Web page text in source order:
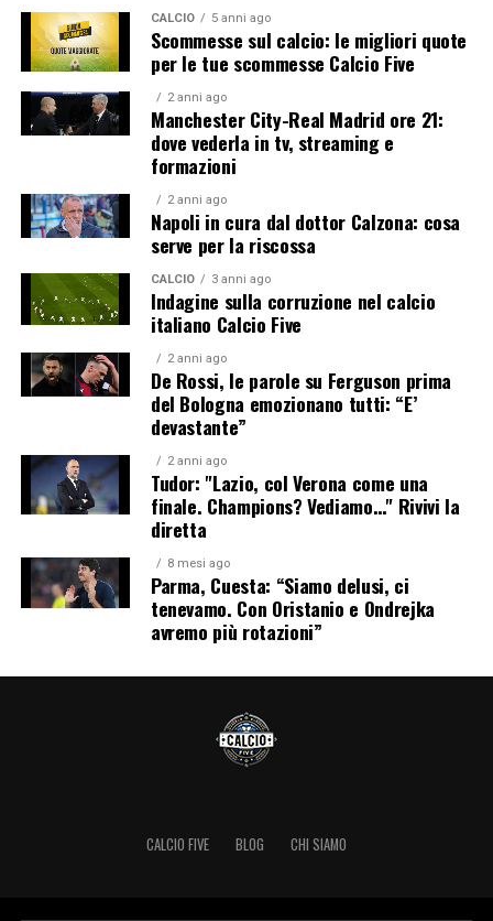
CALCIO 5 anni ago
Scommesse sul calcio: le migliori quote
per le tue scommesse Calcio Five
2 anni ago
Manchester City-Real Madrid ore 21:
dove vederla in tv, streaming e
formazioni
2 anni ago
Napoli in cura dal dottor Calzona: cosa
serve per la riscossa
CALCIO 3 anni ago
Indagine sulla corruzione nel calcio
italiano Calcio Five
2 anni ago
De Rossi, le parole su Ferguson prima
del Bologna emozionano tutti: “E’
devastante”
2 anni ago
Tudor: "Lazio, col Verona come una
finale. Champions? Vediamo…" Rivivi la
diretta
8 mesi ago
Parma, Cuesta: “Siamo delusi, ci
tenevamo. Con Oristanio e Ondrejka
avremo più rotazioni”
CALCIO FIVE BLOG CHI SIAMO